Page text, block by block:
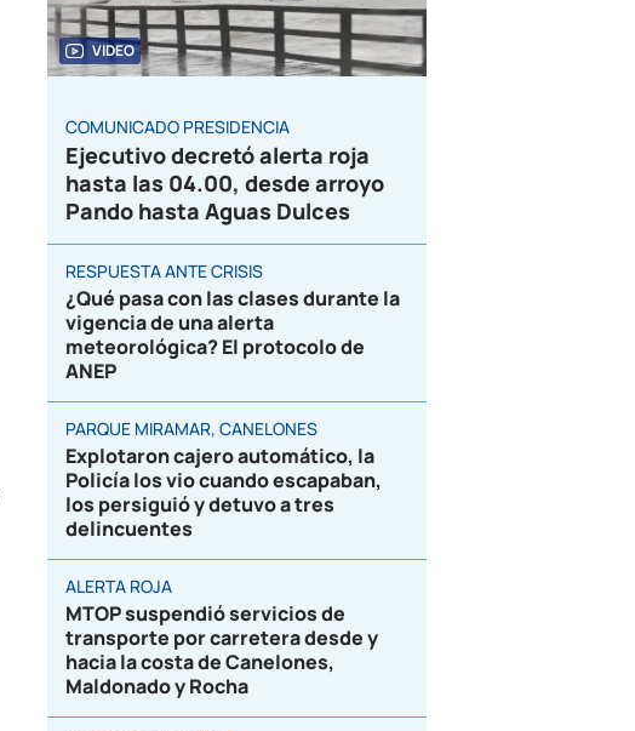
VIDEO
COMUNICADO PRESIDENCIA
Ejecutivo decretó alerta roja
hasta las 04.00, desde arroyo
Pando hasta Aguas Dulces
RESPUESTA ANTE CRISIS
¿Qué pasa con las clases durante la
vigencia de una alerta
meteorológica? El protocolo de
ANEP
PARQUE MIRAMAR, CANELONES
Explotaron cajero automático, la
Policía los vio cuando escapaban,
los persiguió y detuvo a tres
delincuentes
ALERTA ROJA
MTOP suspendió servicios de
transporte por carretera desde y
hacia la costa de Canelones,
Maldonado y Rocha